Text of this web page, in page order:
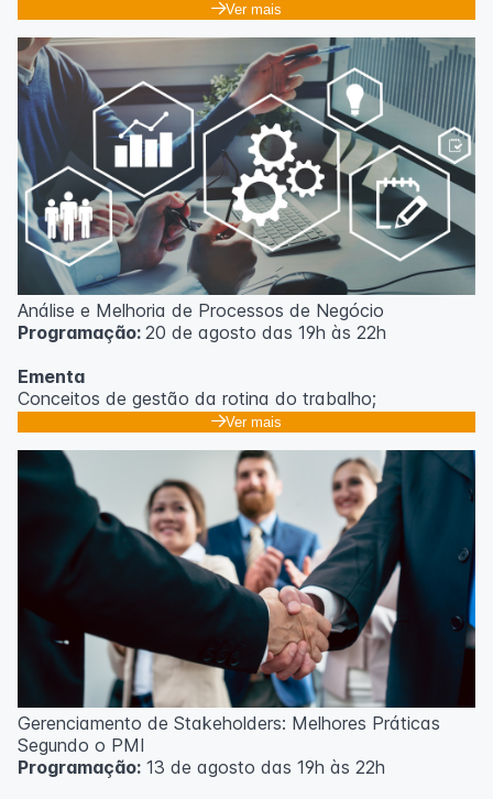
Ver mais
Análise e Melhoria de Processos de Negócio
Programação: 20 de agosto das 19h às 22h
Ementa
Conceitos de gestão da rotina do trabalho;
Promoção de mudanças através do 5S;
resultados;
Método PDCA de gestão;
Técnicas de padronização do trabalho.
Metodologia
100% da carga horária do curso são realizadas com
aulas ao vivo.
As aulas podem ser assistidas por computador, celular
Outras informações
O curso pode sofrer alteração de dados e horário e os
inscritos serão avisados ​​antecipadamente.
O IPETEC reserva-se o direito de não realizar o curso
Ver mais
Gerenciamento de Stakeholders: Melhores Práticas
Segundo o PMI
Programação: 13 de agosto das 19h às 22h